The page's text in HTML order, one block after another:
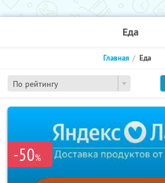
Еда
По рейтингу
Главная Еда
-50%